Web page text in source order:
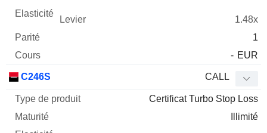
1.48x
1
- EUR
C246S CALL
Certificat Turbo Stop Loss
Illimité